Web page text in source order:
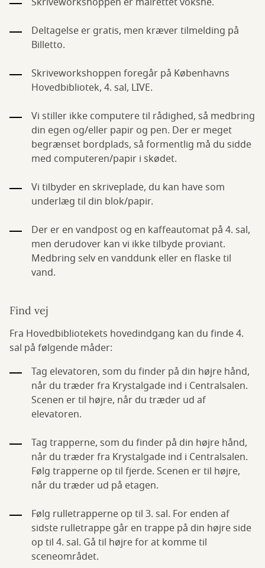
Deltagelse er gratis, men kræver tilmelding på
Billetto.
Skriveworkshoppen foregår på Københavns
Hovedbibliotek, 4. sal, LIVE.
Vi stiller ikke computere til rådighed, så medbring
din egen og/eller papir og pen. Der er meget
begrænset bordplads, så formentlig må du sidde
med computeren/papir i skødet.
Vi tilbyder en skriveplade, du kan have som
underlæg til din blok/papir.
Der er en vandpost og en kaffeautomat på 4. sal,
men derudover kan vi ikke tilbyde proviant.
Medbring selv en vanddunk eller en flaske til
vand.
Find vej
Fra Hovedbibliotekets hovedindgang kan du finde 4.
sal på følgende måder:
Tag elevatoren, som du finder på din højre hånd,
når du træder fra Krystalgade ind i Centralsalen.
Scenen er til højre, når du træder ud af
elevatoren.
Tag trapperne, som du finder på din højre hånd,
når du træder fra Krystalgade ind i Centralsalen.
Følg trapperne op til fjerde. Scenen er til højre,
når du træder ud på etagen.
Følg rulletrapperne op til 3. sal. For enden af
sidste rulletrappe går en trappe på din højre side
op til 4. sal. Gå til højre for at komme til
sceneområdet.